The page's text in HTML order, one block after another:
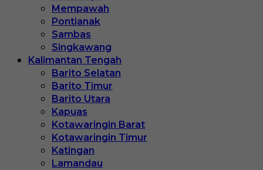
Mempawah
Pontianak
Sambas
Singkawang
Kalimantan Tengah
Barito Selatan
Barito Timur
Barito Utara
Kapuas
Kotawaringin Barat
Kotawaringin Timur
Katingan
Lamandau